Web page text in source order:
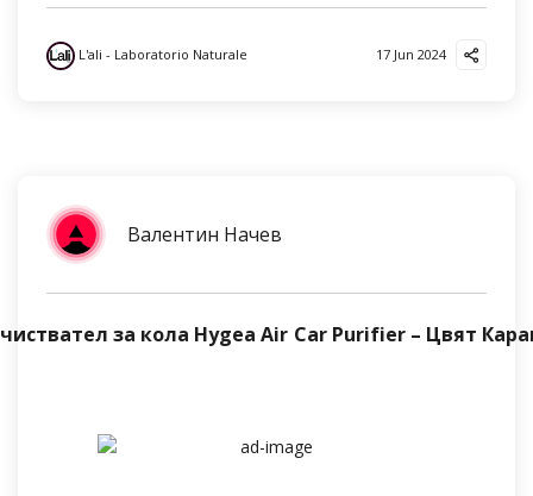
L'ali - Laboratorio Naturale 17 Jun 2024
Валентин Начев
за кола Hygea Air Car Purifier – Цвят